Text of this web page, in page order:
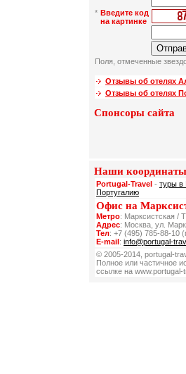
* Введите код
на картинке
Поля, отмеченные
Отзывы об отелях
Отзывы об отелях
Спонсоры сайта
Наши координаты
Portugal-Travel - туры в
Португалию
Офис на
Метро: Марксистская /
Адрес: Москва, ул.
Тел: +7 (495) 785-88-10
E-mail: info@portugal-
© 2005-2014, portugal-
Полное или частичное
ссылке на www.portugal-